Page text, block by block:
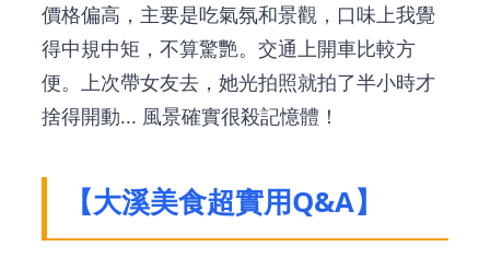
價格偏高，主要是吃氣氛和景觀，口味上我覺
得中規中矩，不算驚艷。交通上開車比較方
便。上次帶女友去，她光拍照就拍了半小時才
捨得開動... 風景確實很殺記憶體！
【大溪美食超實用Q&A】